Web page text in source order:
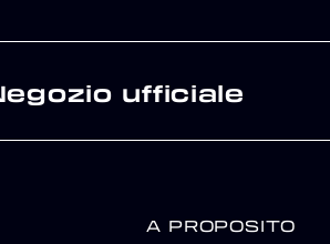
ufficiale
A PROPOSITO